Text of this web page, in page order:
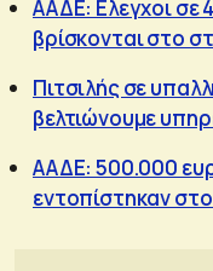
ΑΑΔΕ: Ελεγχοι σε
βρίσκονται στο
Πιτσιλής σε
βελτιώνουμε
ΑΑΔΕ: 500.000
εντοπίστηκαν